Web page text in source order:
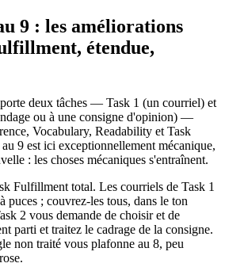
9 : les améliorations
étendue,
deux tâches — Task 1 (un courriel) et
ou à une consigne d'opinion) —
Vocabulary, Readability et Task
9 est ici exceptionnellement mécanique,
: les choses mécaniques s'entraînent.
Fulfillment total. Les courriels de Task 1
puces ; couvrez-les tous, dans le ton
2 vous demande de choisir et de
parti et traitez le cadrage de la consigne.
non traité vous plafonne au 8, peu